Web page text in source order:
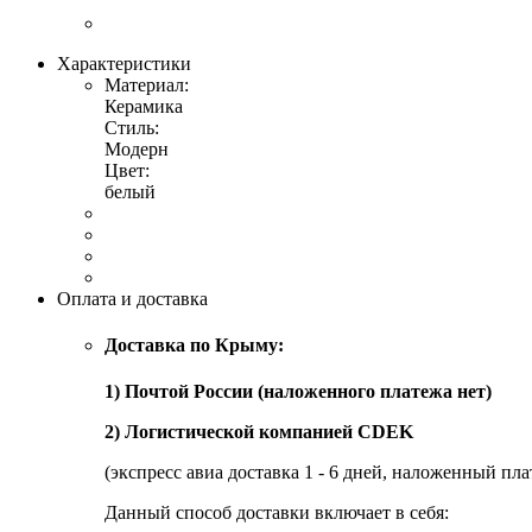
Характеристики
Материал:
Керамика
Стиль:
Модерн
Цвет:
белый
Оплата и доставка
Доставка по Крыму:
1) Почтой России (наложенного платежа нет)
2) Логистической компанией CDEK
(экспресс авиа доставка 1 - 6 дней, наложенный
Данный способ доставки включает в себя: